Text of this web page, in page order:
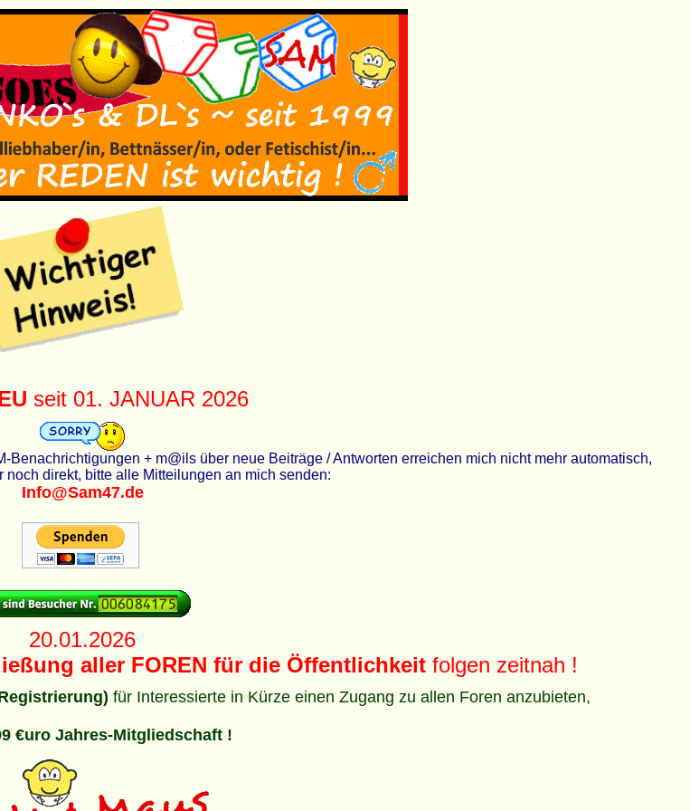
seit 01. JANUAR 2026
+ m@ils über neue Beiträge / Antworten erreichen mich nicht mehr automatisch,
noch direkt, bitte alle Mitteilungen an mich senden:
Info@Sam47.de
20.01.2026
aller FOREN für die Öffentlichkeit folgen zeitnah !
für Interessierte in Kürze einen Zugang zu allen Foren anzubieten,
€uro Jahres-Mitgliedschaft !